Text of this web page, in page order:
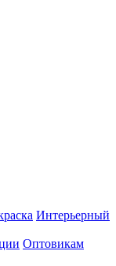
Интерьерный
Оптовикам